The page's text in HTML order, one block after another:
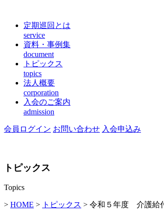
定期巡回とは
service
資料・事例集
document
トピックス
topics
法人概要
corporation
入会のご案内
admission
会員ログイン お問い合わせ 入会申込み
トピックス
Topics
> HOME > トピックス > 令和５年度 介護給